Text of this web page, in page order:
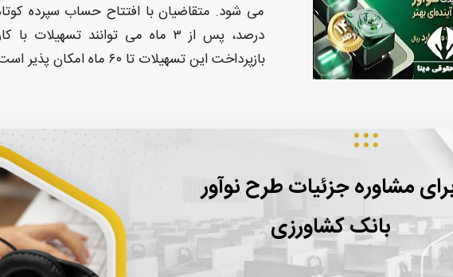
می‌ شود. متقاضیان با افتتاح حساب سپرده
درصد، پس از ۳ ماه می‌ توانند
تسهیلات
بازپرداخت اینتسهیلات تا ۶۰ ماه امکان‌ پذیر است.
مشاوره جزئیات طرح نوآور
بانک کشاورزی